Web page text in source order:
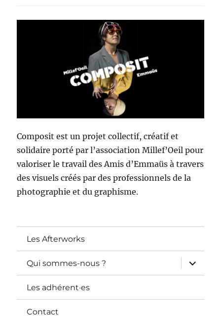
Composit est un projet collectif, créatif et
solidaire porté par l’association Millef’Oeil pour
valoriser le travail des Amis d’Emmaüs à travers
des visuels créés par des professionnels de la
photographie et du graphisme.
Les Afterworks
Qui sommes-nous ?
ouvrir
le
sous-
Les adhérent·es
Contact